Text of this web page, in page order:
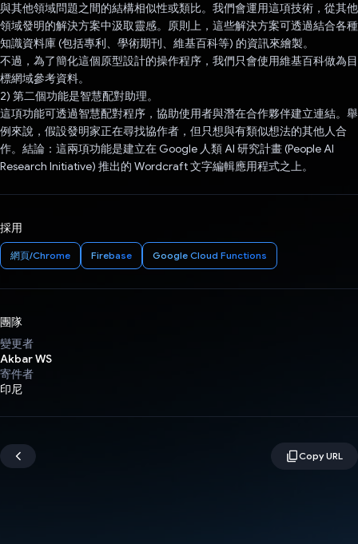
與其他領域問題之間的結構相似性或類比。我們會運用這項技術，從其他
領域發明的解決方案中汲取靈感。原則上，這些解決方案可透過結合各種
知識資料庫 (包括專利、學術期刊、維基百科等) 的資訊來繪製。
不過，為了簡化這個原型設計的操作程序，我們只會使用維基百科做為目
標網域參考資料。
2) 第二個功能是智慧配對助理。
這項功能可透過智慧配對程序，協助使用者與潛在合作夥伴建立連結。舉
例來說，假設發明家正在尋找協作者，但只想與有類似想法的其他人合
作。結論：這兩項功能是建立在 Google 人類 AI 研究計畫 (People AI
Research Initiative) 推出的 Wordcraft 文字編輯應用程式之上。
採用
網頁/Chrome Firebase Google Cloud Functions
團隊
變更者
Akbar WS
寄件者
印尼